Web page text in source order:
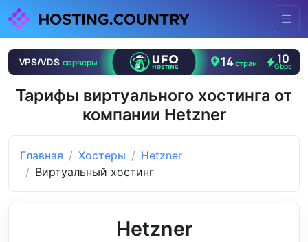
Тарифы виртуального хостинга от
компании Hetzner
Главная Хостеры
Hetzner
Виртуальный хостинг
Hetzner